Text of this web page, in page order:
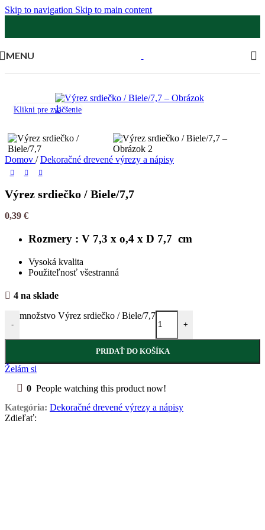
Skip to navigation Skip to main content
MENU
Klikni pre zväčšenie
Domov / Dekoračné drevené výrezy a nápisy
Výrez srdiečko / Biele/7,7
0,39 €
Rozmery : V 7,3 x o,4 x D 7,7 cm
Vysoká kvalita
Použiteľnosť všestranná
4 na sklade
-
množstvo Výrez srdiečko / Biele/7,7
+
PRIDAŤ DO KOŠÍKA
Želám si
0 People watching this product now!
Kategória: Dekoračné drevené výrezy a nápisy
Zdieľať: